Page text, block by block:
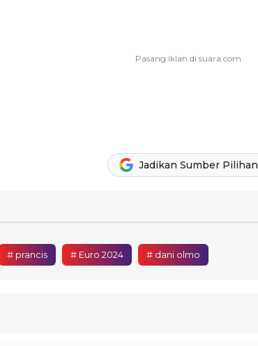
Jadikan Sumber Pilihan
# prancis # Euro 2024 # dani olmo